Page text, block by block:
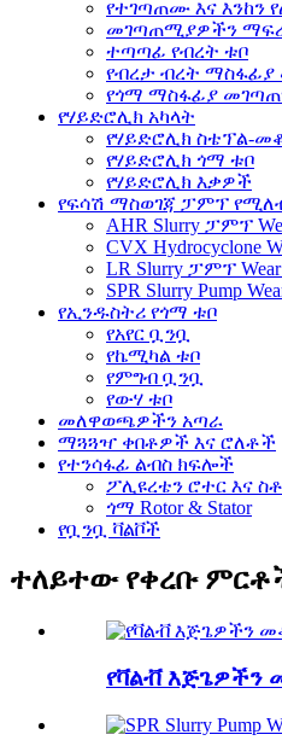
የተገጣጠሙ እና እንከን
መገጣጠሚያዎችን
ተጣጣፊ የብረት ቱቦ
የብረታ ብረት
የጎማ ማስፋፊያ
የሃይድሮሊክ አካላት
የሃይድሮሊክ ስቴፕል-
የሃይድሮሊክ ጎማ ቱቦ
የሃይድሮሊክ እቃዎች
የፍሳሽ ማስወገጃ ፓምፕ
AHR Slurry ፓምፕ
CVX Hydrocyclone
LR Slurry ፓምፕ
SPR Slurry Pump
የኢንዱስትሪ የጎማ ቱቦ
የአየር ቧንቧ
የኬሚካል ቱቦ
የምግብ ቧንቧ
የውሃ ቱቦ
መለዋወጫዎችን አጣራ
ማጓጓዣ ቀበቶዎች እና ሮለቶች
የተንሳፋፊ ልብስ ክፍሎች
ፖሊዩረቴን ሮተር እና
ጎማ Rotor & Stator
የቧንቧ ቫልቮች
ተለይተው የቀረቡ
የቫልቭ እጅጌዎችን